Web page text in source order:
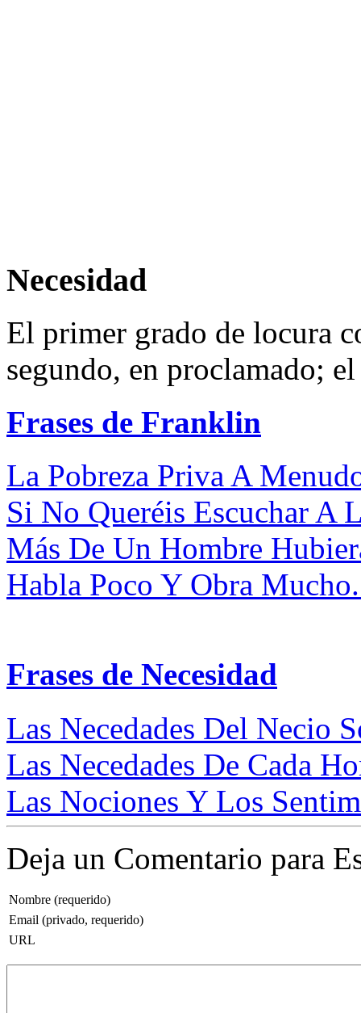
Necesidad
El primer grado de locura
segundo, en proclamado;
Frases de Franklin
La Pobreza Priva A
Si No Queréis Escuchar A
Más De Un Hombre
Habla Poco Y Obra
Frases de Necesidad
Las Necedades Del Necio
Las Necedades De Cada
Las Nociones Y Los
Deja un Comentario para
Nombre (requerido)
Email (privado, requerido)
URL